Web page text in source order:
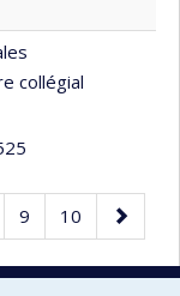
collégial
Page
9 Page
10
Page
suivante